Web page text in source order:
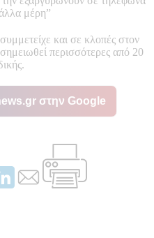
μέρη”
και σε κλοπές στον
περισσότερες από 20
στην Google